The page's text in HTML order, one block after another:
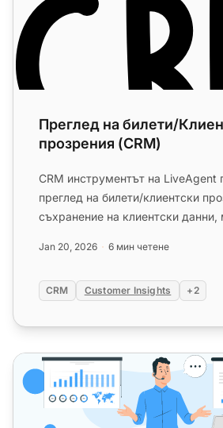
Преглед на билети/
прозрения (CRM)
CRM инструментът на LiveAgent
преглед на билети/клиентски
съхранение на клиентски данни,
Jan 20, 2026 6 мин четене
CRM Customer Insights +2
Окончателното ръководство за